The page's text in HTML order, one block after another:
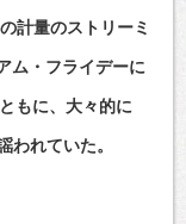
計量のストリーミ
ム・フライデーに
もに、大々的に
われていた。